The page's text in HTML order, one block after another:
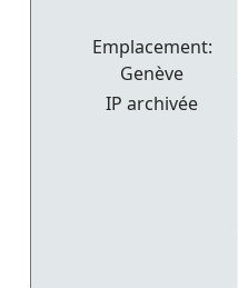
Emplacement:
Genève
IP archivée